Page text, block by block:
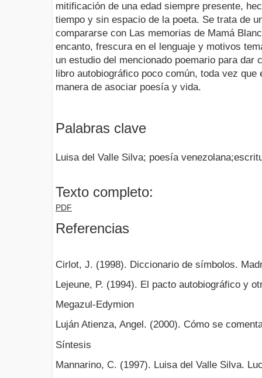
mitificación de una edad siempre presente,
tiempo y sin espacio de la poeta. Se trata de
compararse con Las memorias de Mamá
encanto, frescura en el lenguaje y motivos
un estudio del mencionado poemario para dar
libro autobiográfico poco común, toda vez
manera de asociar poesía y vida.
Palabras clave
Luisa del Valle Silva; poesía
Texto completo:
PDF
Referencias
Cirlot, J. (1998). Diccionario de símbolos.
Lejeune, P. (1994). El pacto autobiográfico y
Megazul-Edymion
Luján Atienza, Angel. (2000). Cómo se
Síntesis
Mannarino, C. (1997). Luisa del Valle Silva.